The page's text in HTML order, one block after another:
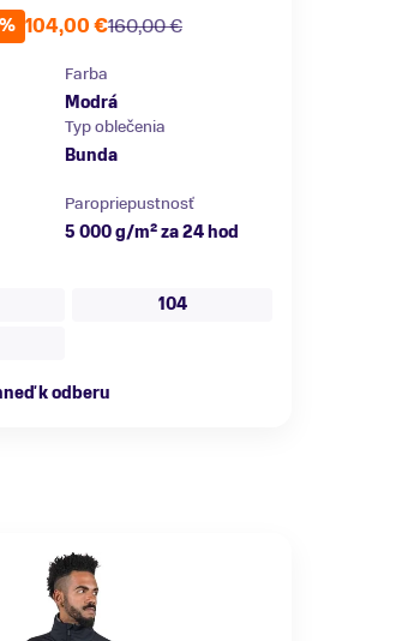
160,00 €
104,00 €
Farba
Modrá
Typ oblečenia
Bunda
Paropriepustnosť
5 000 g/m² za 24 hod
104
k odberu